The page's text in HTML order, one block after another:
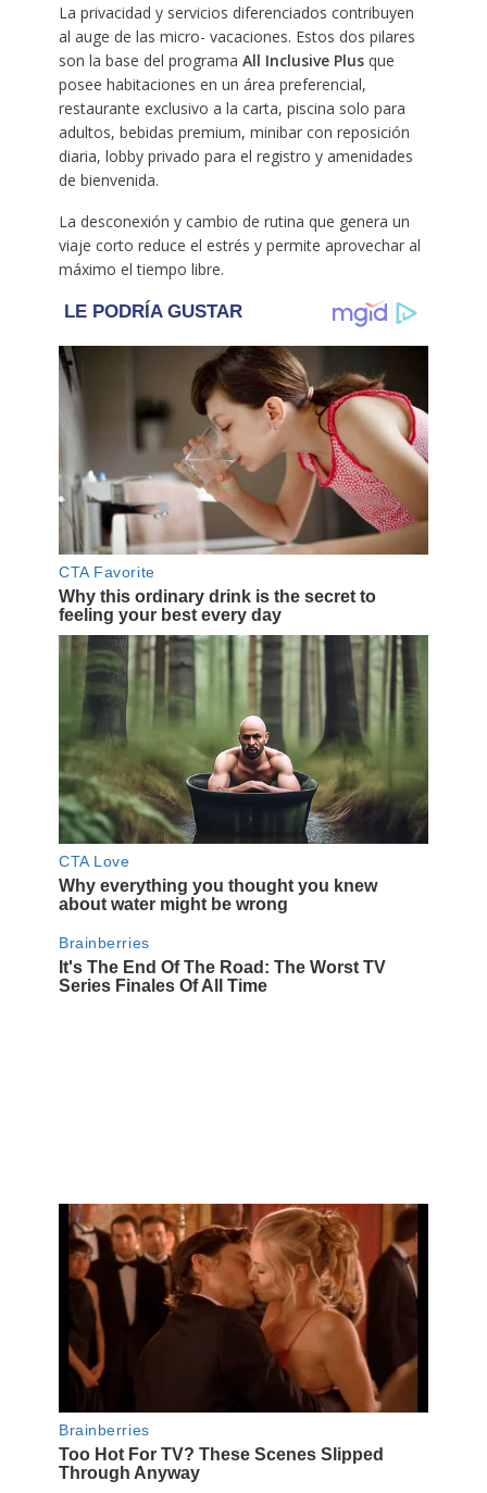
La privacidad y servicios diferenciados contribuyen
al auge de las micro- vacaciones. Estos dos pilares
son la base del programa All Inclusive Plusque
posee habitaciones en un área preferencial,
restaurante exclusivo a la carta, piscina solo para
adultos, bebidas premium, minibar con reposición
diaria, lobby privado para el registro y amenidades
de bienvenida.
La desconexión y cambio de rutina que genera un
viaje corto reduce el estrés y permite aprovechar al
máximo el tiempo libre.